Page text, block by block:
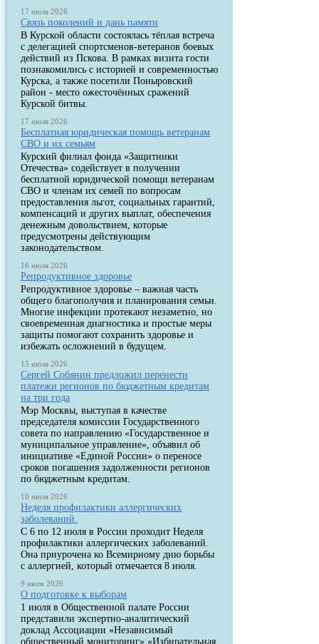
17 июля 2026
Связь поколений и дань памяти
В Курской области состоялась тёплая встреча
с делегацией спортсменов-ветеранов боевых
действий из Пскова. В рамках визита гости
познакомились с историей и современностью
Курска, а также посетили Поныровский
район - место ожесточённых сражений
Курской битвы.
17 июля 2026
Бесплатная юридическая помощь ветеранам
СВО и их семьям
Курский филиал фонда «Защитники
Отечества» содействует в получении
бесплатной юридической помощи ветеранам
СВО и членам их семей по вопросам
предоставления льгот, социальных гарантий,
компенсаций и других выплат, обеспечения
денежным довольствием, которые
предусмотрены действующим
законодательством.
16 июля 2026
Репродуктивное здоровье
Репродуктивное здоровье – важная часть
общего благополучия и планирования семьи.
Многие инфекции протекают незаметно, но
своевременная диагностика и простые меры
защиты помогают сохранить здоровье и
избежать осложнений в будущем.
15 июля 2026
Сергей Собянин предложил перенести
платежи регионов по бюджетным кредитам
на три года
Мэр Москвы, выступая в качестве
председателя комиссии Государственного
совета по направлению «Государственное и
муниципальное управление», объявил об
инициативе «Единой России» о переносе
сроков погашения задолженности регионов
по бюджетным кредитам.
10 июля 2026
Неделя профилактики аллергических
заболеваний.
С 6 по 12 июля в России проходит Неделя
профилактики аллергических заболеваний.
Она приурочена ко Всемирному дню борьбы
с аллергией, который отмечается 8 июля.
9 июля 2026
О подготовке к выборам
1 июля в Общественной палате России
представили экспертно-аналитический
доклад Ассоциации «Независимый
общественный мониторинг» «Избирательная